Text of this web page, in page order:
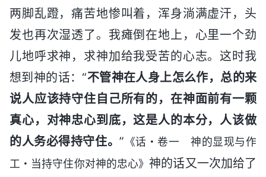
两脚乱蹬，痛苦地惨叫着，浑身淌满虚汗，头
发也再次湿透了。我瘫倒在地上，心里一个劲
儿地呼求神，求神加给我受苦的心志。这时我
想到神的话：“不管神在人身上怎么作，总的来
说人应该持守住自己所有的，在神面前有一颗
真心，对神忠心到底，这是人的本分，人该做
的人务必得持守住。” 《话・卷一 神的显现与作
工・当持守住你对神的忠心》 神的话又一次加给了